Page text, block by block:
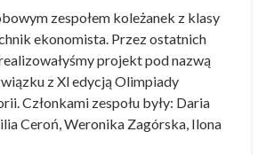
zespołem koleżanek z klasy
ekonomista. Przez ostatnich
projekt pod nazwą
z Xl edycją Olimpiady
Członkami zespołu były: Daria
Ceroń, Weronika Zagórska, Ilona